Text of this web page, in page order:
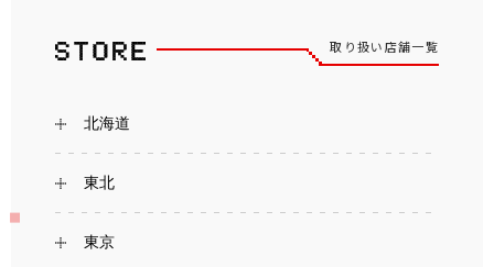
取り扱い店舗一覧
北海道
東北
東京